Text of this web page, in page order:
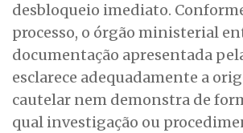
desbloqueio imediato.
processo, o órgão ministerial
documentação apresentada
esclarece adequadamente a
cautelar nem demonstra de
qual investigação ou